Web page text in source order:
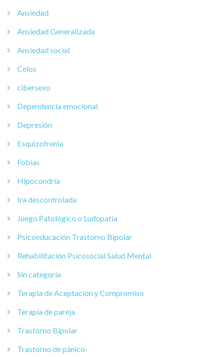
Ansiedad
Ansiedad Generalizada
Ansiedad social
Celos
cibersexo
Dependencia emocional
Depresión
Esquizofrenia
Fobias
Hipocondría
Ira descontrolada
Juego Patológico o Ludopatía
Psicoeducación Trastorno Bipolar
Rehabilitación Psicosocial Salud Mental
Sin categoría
Terapia de Aceptación y Compromiso
Terapia de pareja
Trastorno Bipolar
Trastorno de pánico-